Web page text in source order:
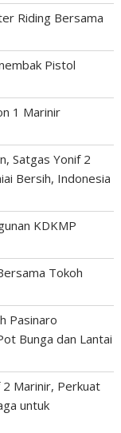
Riding Bersama
Pistol
1 Marinir
Satgas Yonif 2
Bersih, Indonesia
KDKMP
Tokoh
Pasinaro
Bunga dan Lantai
Marinir, Perkuat
untuk